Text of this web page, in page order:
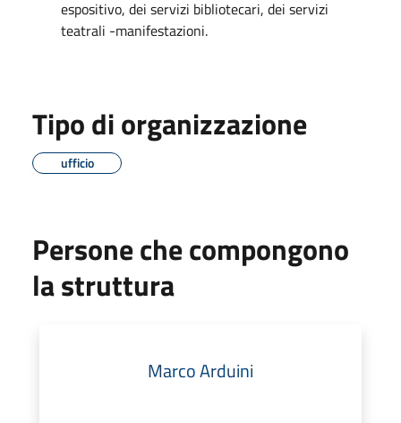
espositivo, dei servizi bibliotecari, dei servizi
teatrali -manifestazioni.
Tipo di organizzazione
ufficio
Persone che compongono
la struttura
Marco Arduini